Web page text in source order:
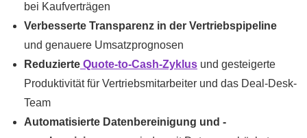
bei Kaufverträgen
Verbesserte Transparenz in der Vertriebspipeline
und genauere Umsatzprognosen
Reduzierte Quote-to-Cash-Zyklus und gesteigerte
Produktivität für Vertriebsmitarbeiter und das Deal-Desk-
Team
Automatisierte Datenbereinigung und -